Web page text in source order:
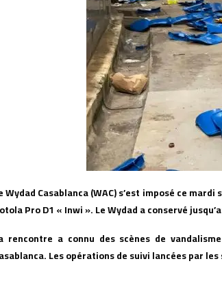
Wydad Casablanca (WAC) s’est imposé ce
Pro D1 « Inwi ». Le Wydad a conservé
rencontre a connu des scènes de
Les opérations de suivi lancées par